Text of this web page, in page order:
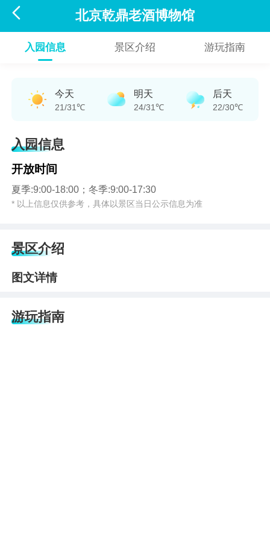
 北京乾鼎老酒博物馆
入园信息 景区介绍 游玩指南
今天
21/31℃
明天
24/31℃
后天
22/30℃
入园信息
开放时间
夏季:9:00-18:00；冬季:9:00-17:30
* 以上信息仅供参考，具体以景区当日公示信息为准
景区介绍
图文详情
游玩指南